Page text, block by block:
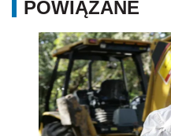
POWIĄZANE